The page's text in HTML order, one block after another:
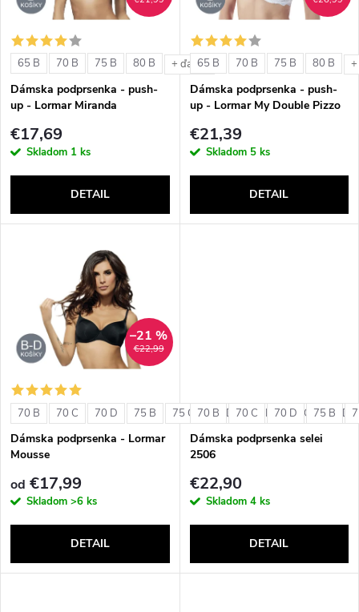
i
e
p
r
d
t
o
v
i
s
p
r
o
d
t
o
v
65 B 70 B 75 B 80 B + ďalšie
Dámska podprsenka - push-
up - Lormar Miranda
€17,69
Skladom 1 ks
DETAIL
65 B 70 B 75 B 80 B
Dámska podprsenka - push-
up - Lormar My Double Pizzo
€21,39
Skladom 5 ks
DETAIL
€22,99
–21 %
70 B 70 C 70 D 75 B 75 C 75 D 80 B 80 C 80 D
Dámska podprsenka - Lormar
Mousse
od €17,99
Skladom >6 ks
DETAIL
70 B 70 C 70 D 75 B
Dámska podprsenka selei
2506
€22,90
Skladom 4 ks
DETAIL